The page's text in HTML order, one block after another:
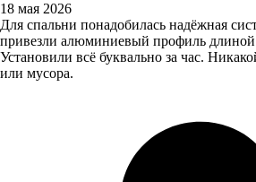
18 мая 2026
Для спальни понадобилась надёжная
привезли алюминиевый профиль длиной
Установили всё буквально за час.
или мусора.